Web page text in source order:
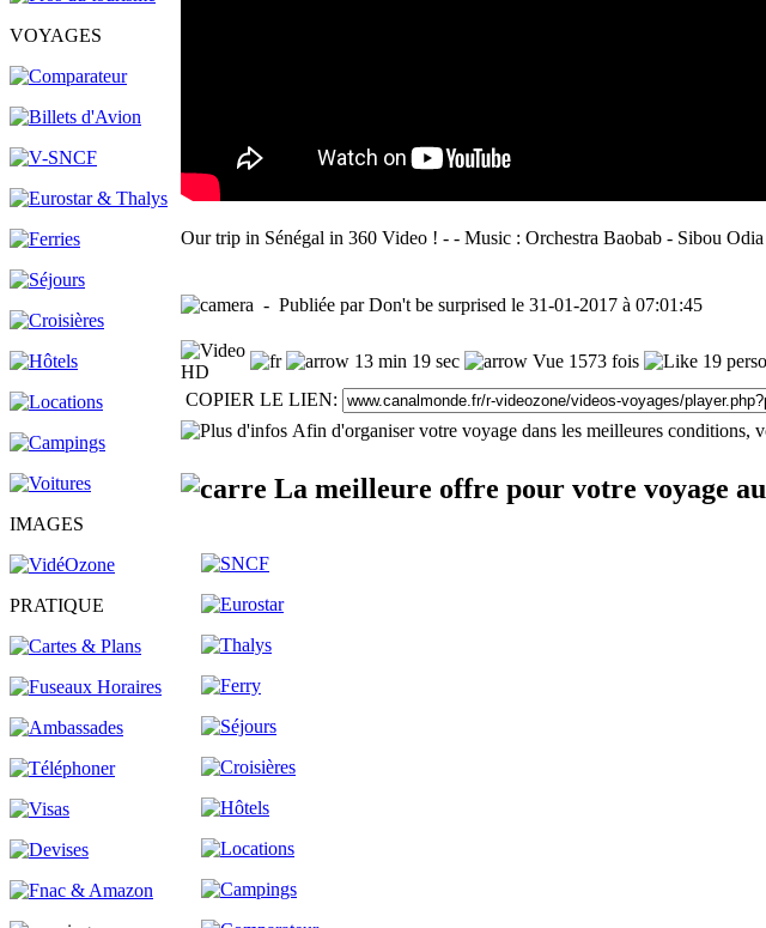
VOYAGES
IMAGES
PRATIQUE
Our trip in Sénégal in 360 Video ! - - Music : Orchestra Baobab - Sibou Odia
- Publiée par Don't be surprised le 31-01-2017 à 07:01:45
13 min 19 sec Vue 1573 fois 19
COPIER LE LIEN:
Afin d'organiser votre voyage dans les meilleures conditions,
La meilleure offre pour votre voyage